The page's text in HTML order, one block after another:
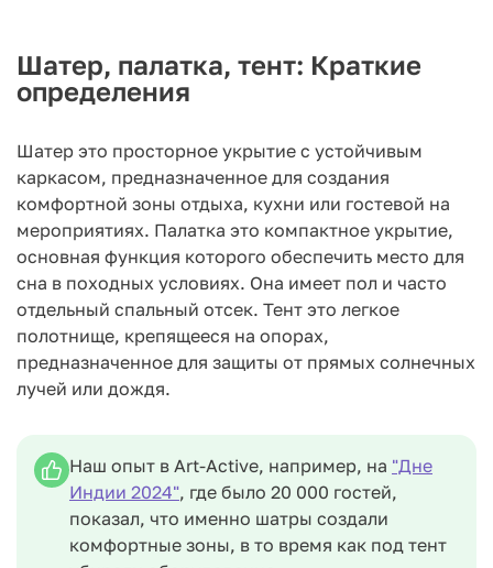
Шатер, палатка, тент: Краткие
определения
Шатер это просторное укрытие с устойчивым
каркасом, предназначенное для создания
комфортной зоны отдыха, кухни или гостевой на
мероприятиях. Палатка это компактное укрытие,
основная функция которого обеспечить место для
сна в походных условиях. Она имеет пол и часто
отдельный спальный отсек. Тент это легкое
полотнище, крепящееся на опорах,
предназначенное для защиты от прямых солнечных
лучей или дождя.
Наш опыт в Art-Active, например, на "Дне
Индии 2024", где было 20 000 гостей,
показал, что именно шатры создали
комфортные зоны, в то время как под тент